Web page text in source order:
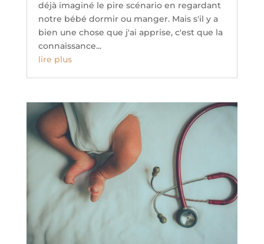
déjà imaginé le pire scénario en regardant
notre bébé dormir ou manger. Mais s'il y a
bien une chose que j'ai apprise, c'est que la
connaissance...
lire plus